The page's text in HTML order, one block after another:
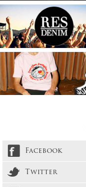
Facebook
Twitter